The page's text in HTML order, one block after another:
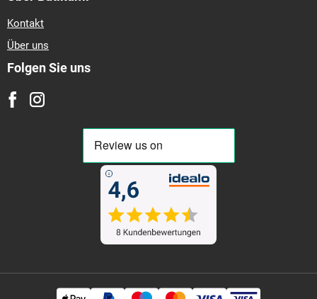
Kontakt
Über uns
Folgen Sie uns